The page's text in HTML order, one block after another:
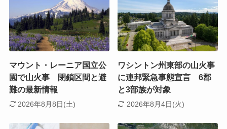
マウント・レーニア国立公
園で山火事 閉鎖区間と避
難の最新情報
2026年8月8日(土)
ワシントン州東部の山火事
に連邦緊急事態宣言 6郡
と3部族が対象
2026年8月4日(火)